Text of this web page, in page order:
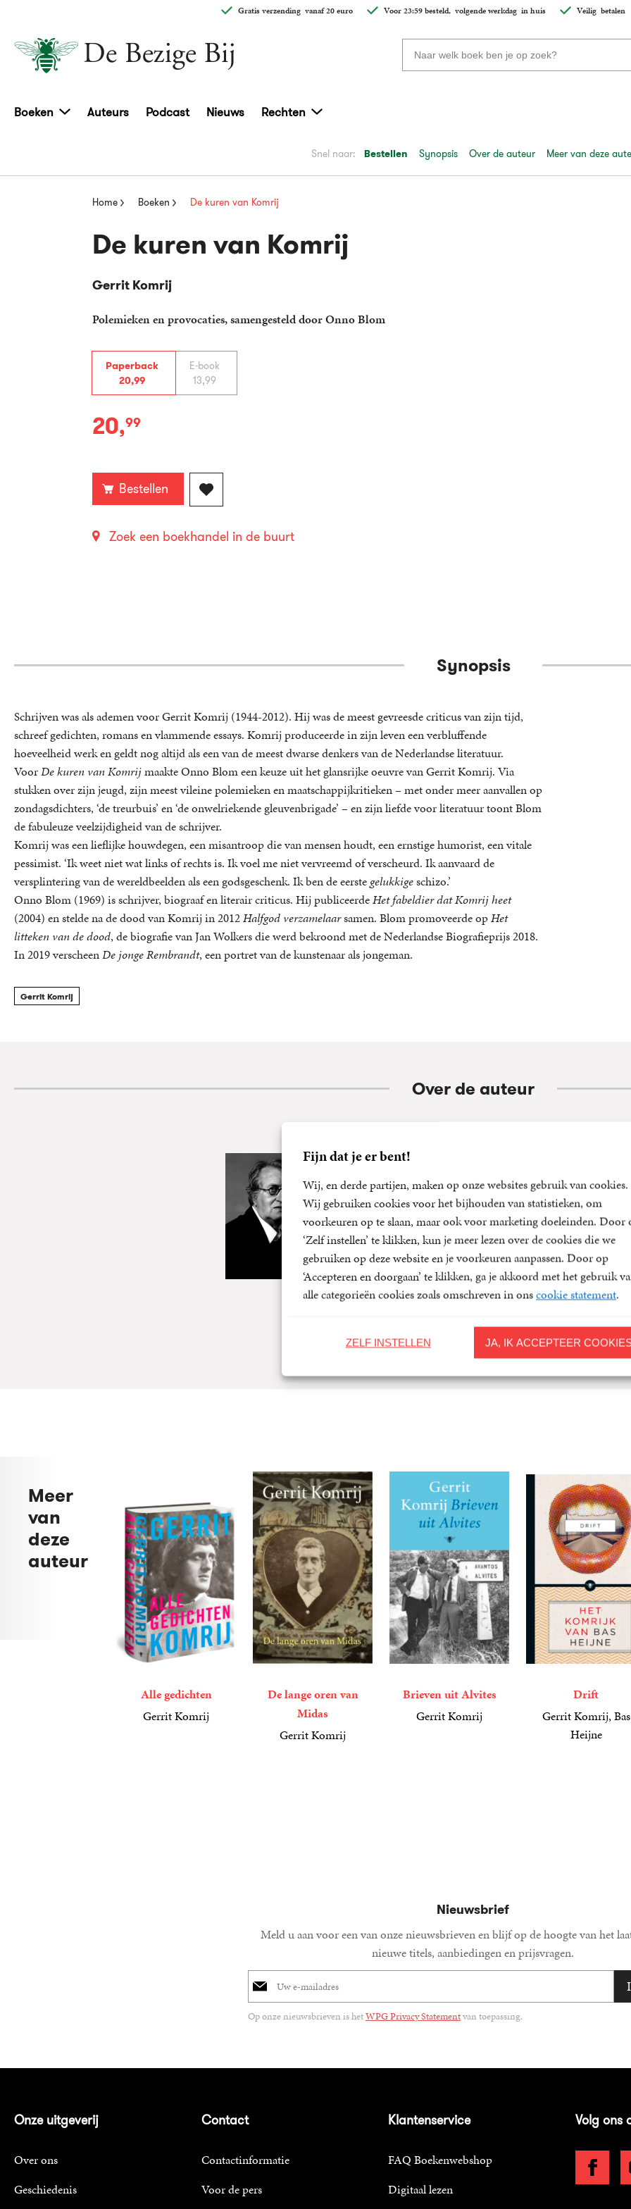
Fijn dat je er bent!
Wij, en derde partijen, maken op onze websites gebruik van cookies.
Wij gebruiken cookies voor het bijhouden van statistieken, om
voorkeuren op te slaan, maar ook voor marketing doeleinden. Door
‘Zelf instellen’ te klikken, kun je meer lezen over de cookies die we
gebruiken op deze website en je voorkeuren aanpassen. Door op
‘Accepteren en doorgaan’ te klikken, ga je akkoord met het gebruik
alle categorieën cookies zoals omschreven in onscookie statement.
JA, IK ACCEPTEER
ZELF INSTELLEN
Gratis verzendingvanaf 20 euro Voor 23:59 besteld, volgende werkdagin huis Veiligbetalen
Zoeken
naar
Boeken Auteurs Podcast Nieuws Rechten
Snel naar: Bestellen Synopsis Over de auteur Meer van deze
Home Boeken De kuren van Komrij
De kuren van Komrij
Gerrit Komrij
Polemieken en provocaties, samengesteld door Onno Blom
Paperback
20,99
E-book
13,99
Paperback:
20,99
Bestellen
Zoek een boekhandel in de buurt
Synopsis
Schrijven was als ademen voor Gerrit Komrij (1944-2012). Hij was de meest gevreesde criticus van zijn tijd,
schreef gedichten, romans en vlammende essays. Komrij produceerde in zijn leven een verbluffende
hoeveelheid werk en geldt nog altijd als een van de meest dwarse denkers van de Nederlandse literatuur.
VoorDe kuren van Komrijmaakte Onno Blom een keuze uit het glansrijke oeuvre van Gerrit Komrij. Via
stukken over zijn jeugd, zijn meest vileine polemieken en maatschappijkritieken – met onder meer aanvallen op
zondagsdichters, ‘de treurbuis’ en ‘de onwelriekende gleuvenbrigade’ – en zijn liefde voor literatuur toont Blom
de fabuleuze veelzijdigheid van de schrijver.
Komrij was een lieflijke houwdegen, een misantroop die van mensen houdt, een ernstige humorist, een vitale
pessimist. ‘Ik weet niet wat links of rechts is. Ik voel me niet vervreemd of verscheurd. Ik aanvaard de
versplintering van de wereldbeelden als een godsgeschenk. Ik ben de eerstegelukkigeschizo.’
Onno Blom (1969) is schrijver, biograaf en literair criticus. Hij publiceerdeHet fabeldier dat Komrij heet
(2004) en stelde na de dood van Komrij in 2012Halfgod verzamelaarsamen. Blom promoveerde opHet
litteken van de dood, de biografie van Jan Wolkers die werd bekroond met de Nederlandse Biografieprijs 2018.
In 2019 verscheenDe jonge Rembrandt, een portret van de kunstenaar als jongeman.
Gerrit Komrij
Over de auteur
Gerrit Komrij
Gerrit Komrij (Winterswijk 1944 - Amsterdam 2012) was een
en productiefste schrijvers in het Nederlands taalgebied. Hij
was criticus en televisierecensent, stelde een aantal
poëzie samen, vertaalde veel literair werk (waaronder
Shakespeare) en schreef essays en romans. Hij debuteerde in
poëziebundel Maagdenburgse...
Meer
van
deze
auteur
Alle gedichten
Gerrit Komrij
De lange oren van
Midas
Gerrit Komrij
Brieven uit Alvites
Gerrit Komrij
Drift
Gerrit Komrij, Bas
Heijne
Nieuwsbrief
Meld u aan voor een van onze nieuwsbrieven en blijf op de hoogte van het
nieuwe titels, aanbiedingen en prijsvragen.
E-
mailadres
Op onze nieuwsbrieven is hetWPG Privacy Statementvan toepassing.
Onze uitgeverij
Over ons
Geschiedenis
Contact
Contactinformatie
Voor de pers
Klantenservice
FAQ Boekenwebshop
Digitaal lezen
Volg ons